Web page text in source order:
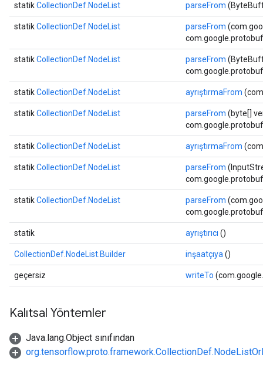
statikCollectionDef.NodeList parseFrom
statikCollectionDef.NodeList parseFrom
statikCollectionDef.NodeList parseFrom
statikCollectionDef.NodeList ayrıştırmaFrom
statikCollectionDef.NodeList parseFrom (byte[]
statikCollectionDef.NodeList ayrıştırmaFrom
statikCollectionDef.NodeList parseFrom
statikCollectionDef.NodeList parseFrom
statik ayrıştırıcı ()
CollectionDef.NodeList.Builder inşaatçıya ()
geçersiz writeTo
Kalıtsal Yöntemler
Java.lang.Object sınıfından